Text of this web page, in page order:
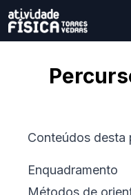
Conteúdos desta
Enquadramento
Métodos de